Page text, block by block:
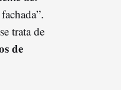
trata de
de